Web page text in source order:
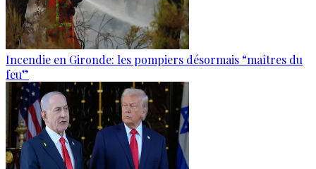
Incendie en Gironde: les pompiers désormais “maîtres du
feu”